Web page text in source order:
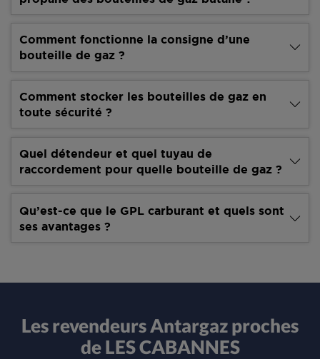
Comment fonctionne la consigne d’une
bouteille de gaz ?
Comment stocker les bouteilles de gaz en
toute sécurité ?
Quel détendeur et quel tuyau de
raccordement pour quelle bouteille de gaz ?
Qu’est-ce que le GPL carburant et quels sont
ses avantages ?
Les revendeurs Antargaz proches
de LES CABANNES